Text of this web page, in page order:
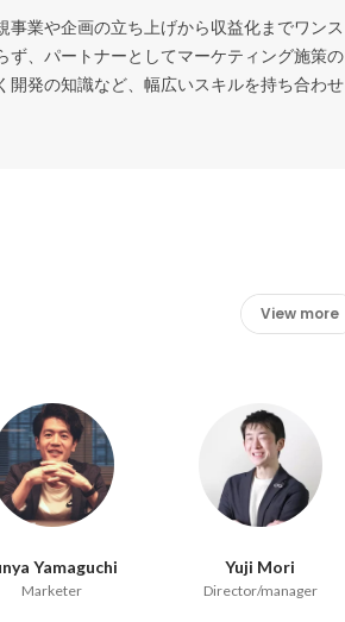
業や企画の立ち上げから収益化までワンス
ず、パートナーとしてマーケティング施策の
発の知識など、幅広いスキルを持ち合わせ
View more
Yamaguchi
Marketer
Yuji Mori
Director/manager